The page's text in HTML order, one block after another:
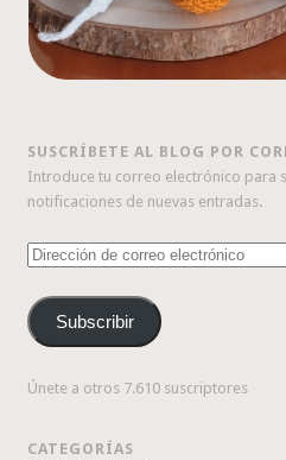
SUSCRÍBETE AL BLOG POR
Introduce tu correo electrónico para
notificaciones de nuevas entradas.
Dirección
correo
electrónico
Subscribir
Únete a otros 7.610 suscriptores
CATEGORÍAS